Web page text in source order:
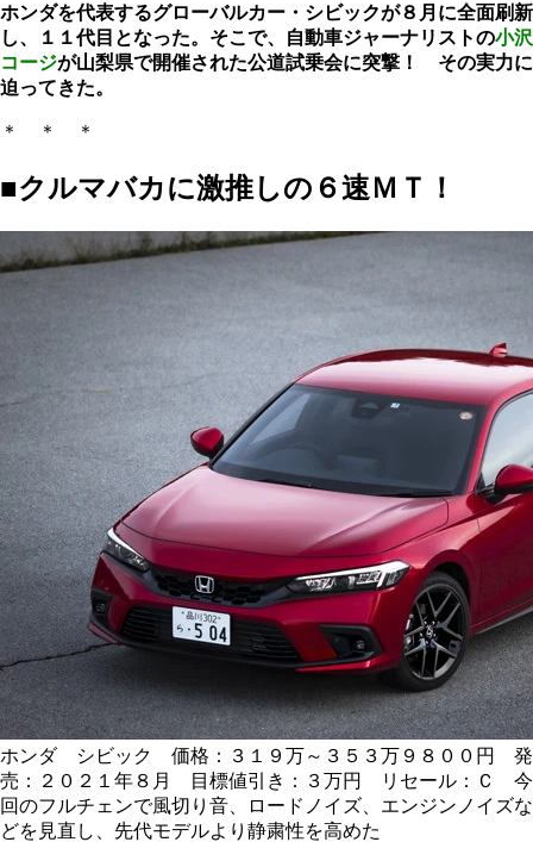
ホンダを代表するグローバルカー・シビックが８月に全面刷新
し、１１代目となった。そこで、自動車ジャーナリストの小沢
コージが山梨県で開催された公道試乗会に突撃！ その実力に
迫ってきた。
＊ ＊ ＊
■クルマバカに激推しの６速ＭＴ！
ホンダ シビック 価格：３１９万～３５３万９８００円 発
売：２０２１年８月 目標値引き：３万円 リセール：Ｃ 今
回のフルチェンで風切り音、ロードノイズ、エンジンノイズな
どを見直し、先代モデルより静粛性を高めた